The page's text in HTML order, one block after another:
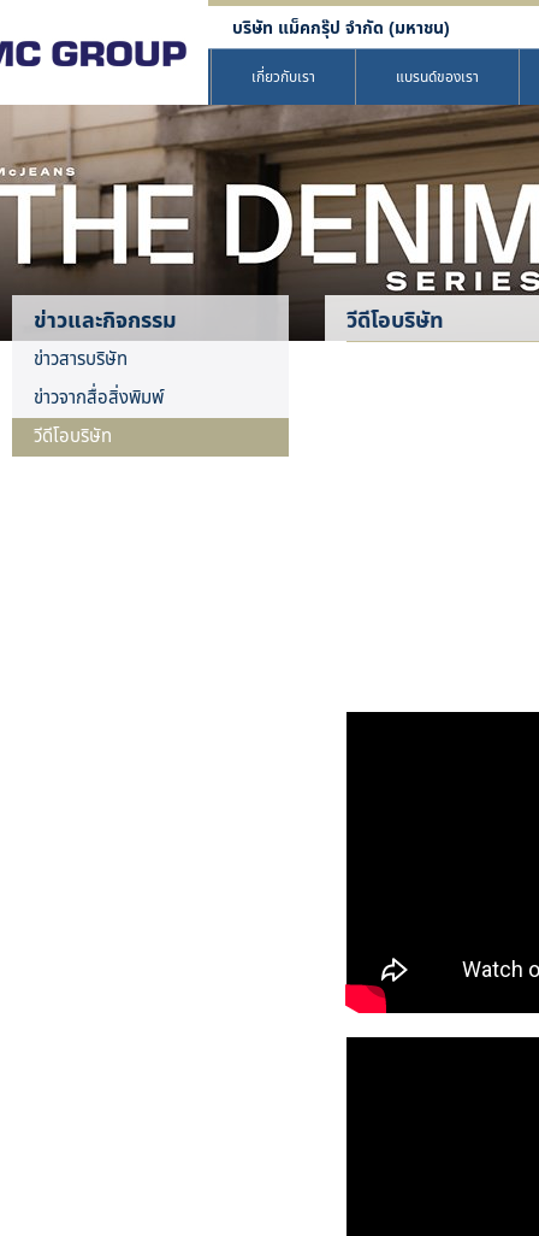
บริษัท แม็คกรุ๊ป จำกัด (มหาชน)
เกี่ยวกับเรา แบรนด์ของเรา
ข่าวและกิจกรรม
ข่าวสารบริษัท
ข่าวจากสื่อสิ่งพิมพ์
วีดีโอบริษัท
วีดีโอบริษัท